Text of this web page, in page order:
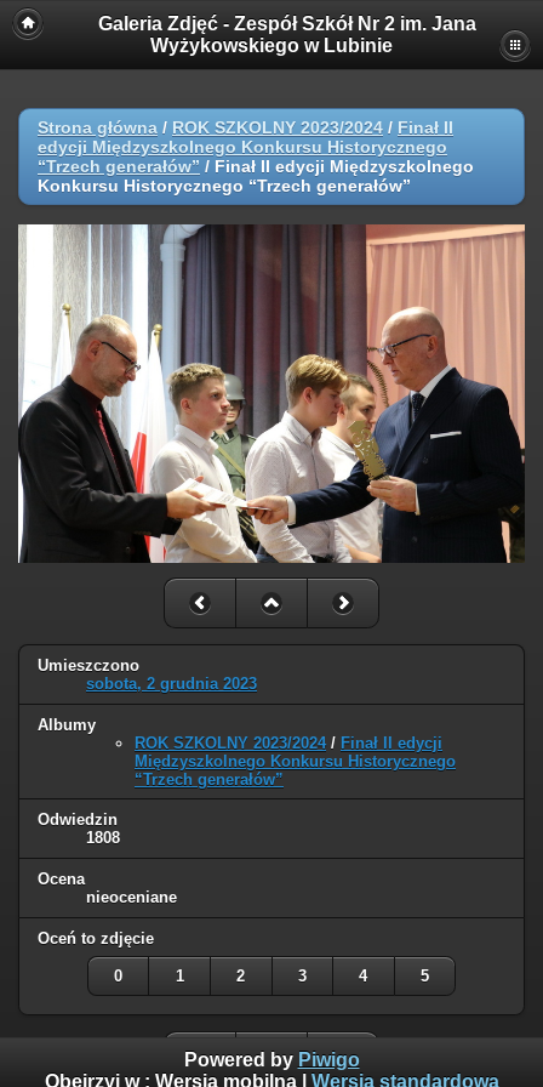
Galeria Zdjęć - Zespół Szkół Nr 2 im. Jana
Wyżykowskiego w Lubinie
Strona główna / ROK SZKOLNY 2023/2024 / Finał II
edycji Międzyszkolnego Konkursu Historycznego
“Trzech generałów” / Finał II edycji Międzyszkolnego
Konkursu Historycznego “Trzech generałów”
Umieszczono
sobota, 2 grudnia 2023
Albumy
ROK SZKOLNY 2023/2024/ Finał II edycji
Międzyszkolnego Konkursu Historycznego
“Trzech generałów”
Odwiedzin
1808
Ocena
nieoceniane
Oceń to zdjęcie
0 1 2 3 4 5
Powered by Piwigo
Obejrzyj w : Wersja mobilna| Wersja standardowa